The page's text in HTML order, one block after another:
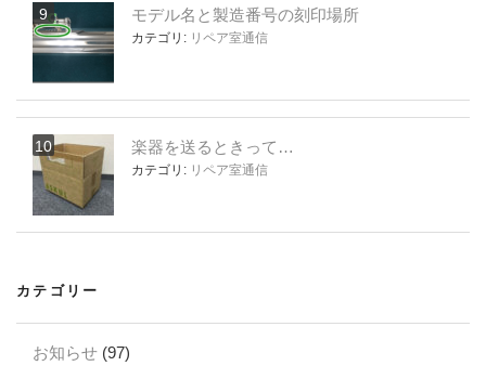
モデル名と製造番号の刻印場所
カテゴリ: リペア室通信
楽器を送るときって…
カテゴリ: リペア室通信
カテゴリー
お知らせ (97)